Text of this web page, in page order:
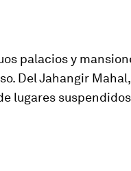
palacios y
Del Jahangir
lugares